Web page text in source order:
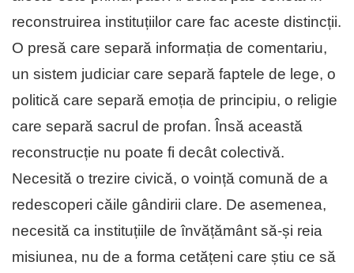
reconstruirea instituțiilor care fac aceste distincții.
O presă care separă informația de comentariu,
un sistem judiciar care separă faptele de lege, o
politică care separă emoția de principiu, o religie
care separă sacrul de profan. Însă această
reconstrucție nu poate fi decât colectivă.
Necesită o trezire civică, o voință comună de a
redescoperi căile gândirii clare. De asemenea,
necesită ca instituțiile de învățământ să-și reia
misiunea, nu de a forma cetățeni care știu ce să